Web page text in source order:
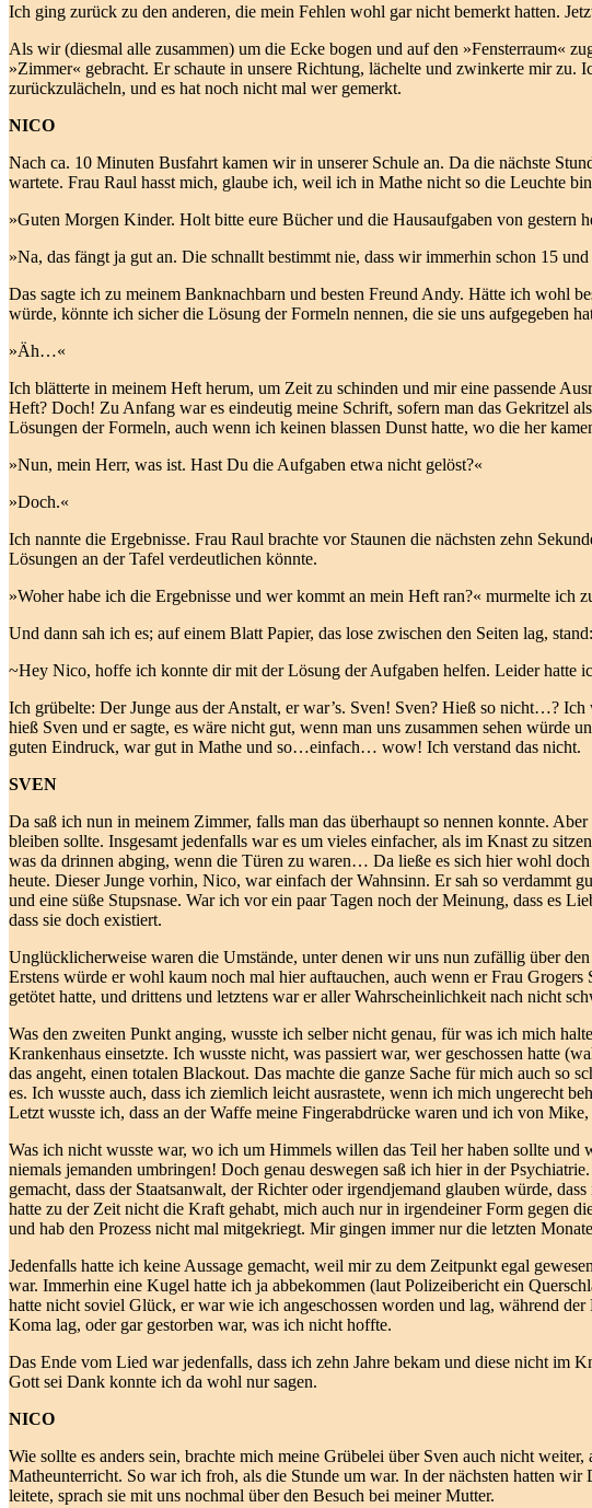
Ich ging zurück zu den anderen, die mein Fehlen wohl gar nicht bemerkt hatten.
Als wir (diesmal alle zusammen) um die Ecke bogen und auf den »Fensterraum«
»Zimmer« gebracht. Er schaute in unsere Richtung, lächelte und zwinkerte mir
zurückzulächeln, und es hat noch nicht mal wer gemerkt.
NICO
Nach ca. 10 Minuten Busfahrt kamen wir in unserer Schule an. Da die nächste
wartete. Frau Raul hasst mich, glaube ich, weil ich in Mathe nicht so die Leuchte
»Guten Morgen Kinder. Holt bitte eure Bücher und die Hausaufgaben von gestern
»Na, das fängt ja gut an. Die schnallt bestimmt nie, dass wir immerhin schon 15
Das sagte ich zu meinem Banknachbarn und besten Freund Andy. Hätte ich wohl
würde, könnte ich sicher die Lösung der Formeln nennen, die sie uns aufgegeben
»Äh…«
Ich blätterte in meinem Heft herum, um Zeit zu schinden und mir eine passende
Heft? Doch! Zu Anfang war es eindeutig meine Schrift, sofern man das Gekritzel
Lösungen der Formeln, auch wenn ich keinen blassen Dunst hatte, wo die her
»Nun, mein Herr, was ist. Hast Du die Aufgaben etwa nicht gelöst?«
»Doch.«
Ich nannte die Ergebnisse. Frau Raul brachte vor Staunen die nächsten zehn
Lösungen an der Tafel verdeutlichen könnte.
»Woher habe ich die Ergebnisse und wer kommt an mein Heft ran?« murmelte ich
Und dann sah ich es; auf einem Blatt Papier, das lose zwischen den Seiten lag, stand:
~Hey Nico, hoffe ich konnte dir mit der Lösung der Aufgaben helfen. Leider hatte
Ich grübelte: Der Junge aus der Anstalt, er war’s. Sven! Sven? Hieß so nicht…?
hieß Sven und er sagte, es wäre nicht gut, wenn man uns zusammen sehen würde
guten Eindruck, war gut in Mathe und so…einfach… wow! Ich verstand das nicht.
SVEN
Da saß ich nun in meinem Zimmer, falls man das überhaupt so nennen konnte.
bleiben sollte. Insgesamt jedenfalls war es um vieles einfacher, als im Knast zu
was da drinnen abging, wenn die Türen zu waren… Da ließe es sich hier wohl
heute. Dieser Junge vorhin, Nico, war einfach der Wahnsinn. Er sah so verdammt
und eine süße Stupsnase. War ich vor ein paar Tagen noch der Meinung, dass es
dass sie doch existiert.
Unglücklicherweise waren die Umstände, unter denen wir uns nun zufällig über
Erstens würde er wohl kaum noch mal hier auftauchen, auch wenn er Frau
getötet hatte, und drittens und letztens war er aller Wahrscheinlichkeit nach nicht
Was den zweiten Punkt anging, wusste ich selber nicht genau, für was ich mich
Krankenhaus einsetzte. Ich wusste nicht, was passiert war, wer geschossen hatte
das angeht, einen totalen Blackout. Das machte die ganze Sache für mich auch
es. Ich wusste auch, dass ich ziemlich leicht ausrastete, wenn ich mich ungerecht
Letzt wusste ich, dass an der Waffe meine Fingerabdrücke waren und ich von
Was ich nicht wusste war, wo ich um Himmels willen das Teil her haben sollte und
niemals jemanden umbringen! Doch genau deswegen saß ich hier in der
gemacht, dass der Staatsanwalt, der Richter oder irgendjemand glauben würde,
hatte zu der Zeit nicht die Kraft gehabt, mich auch nur in irgendeiner Form gegen
und hab den Prozess nicht mal mitgekriegt. Mir gingen immer nur die letzten
Jedenfalls hatte ich keine Aussage gemacht, weil mir zu dem Zeitpunkt egal
war. Immerhin eine Kugel hatte ich ja abbekommen (laut Polizeibericht ein
hatte nicht soviel Glück, er war wie ich angeschossen worden und lag, während
Koma lag, oder gar gestorben war, was ich nicht hoffte.
Das Ende vom Lied war jedenfalls, dass ich zehn Jahre bekam und diese nicht im
Gott sei Dank konnte ich da wohl nur sagen.
NICO
Wie sollte es anders sein, brachte mich meine Grübelei über Sven auch nicht
Matheunterricht. So war ich froh, als die Stunde um war. In der nächsten hatten
leitete, sprach sie mit uns nochmal über den Besuch bei meiner Mutter.